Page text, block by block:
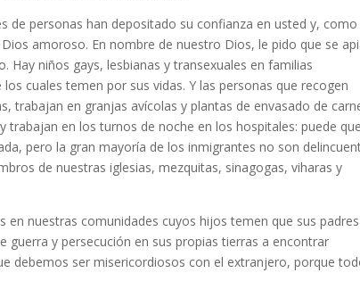
de personas han depositado su confianza en usted y,
amoroso. En nombre de nuestro Dios, le pido que se
Hay niños gays, lesbianas y transexuales en familias
cuales temen por sus vidas. Y las personas que recogen
trabajan en granjas avícolas y plantas de envasado de
en los turnos de noche en los hospitales: puede
pero la gran mayoría de los inmigrantes no son
de nuestras iglesias, mezquitas, sinagogas, viharas y
en nuestras comunidades cuyos hijos temen que sus padres
guerra y persecución en sus propias tierras a encontrar
debemos ser misericordiosos con el extranjero, porque